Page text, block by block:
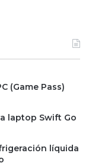
(Game Pass)
laptop Swift Go
líquida